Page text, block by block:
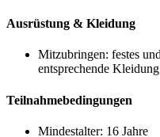
Ausrüstung & Kleidung
Mitzubringen: festes
entsprechende Kleidung
Teilnahmebedingungen
Mindestalter: 16 Jahre